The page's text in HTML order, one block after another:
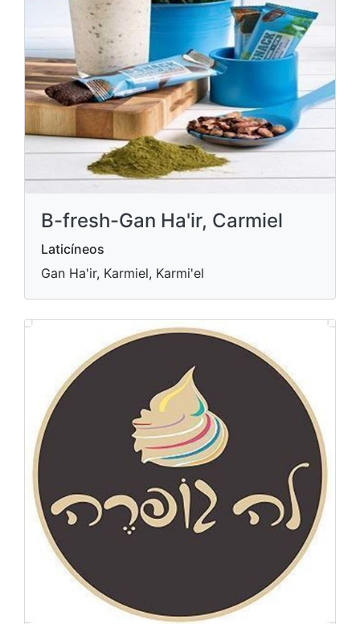
B-fresh-Gan Ha'ir, Carmiel
Laticíneos
Gan Ha'ir, Karmiel, Karmi'el